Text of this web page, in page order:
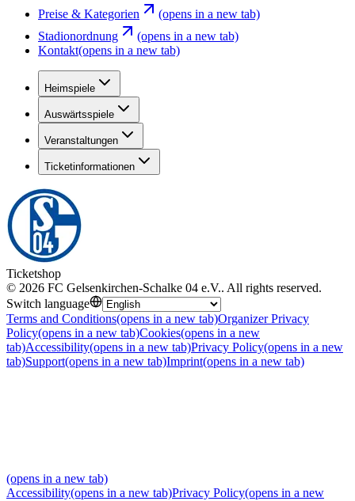
Preise & Kategorien
(opens in a new tab)
Stadionordnung
(opens in a new tab)
Kontakt(opens in a new tab)
Heimspiele
Auswärtsspiele
Veranstaltungen
Ticketinformationen
Ticketshop
© 2026 FC Gelsenkirchen-Schalke 04 e.V.. All rights reserved.
Switch language
Terms and Conditions(opens in a new tab)Organizer Privacy
Policy(opens in a new tab)Cookies(opens in a new
tab)Accessibility(opens in a new tab)Privacy Policy(opens in a new
tab)Support(opens in a new tab)Imprint(opens in a new tab)
(opens in a new tab)
Accessibility(opens in a new tab)Privacy Policy(opens in a new